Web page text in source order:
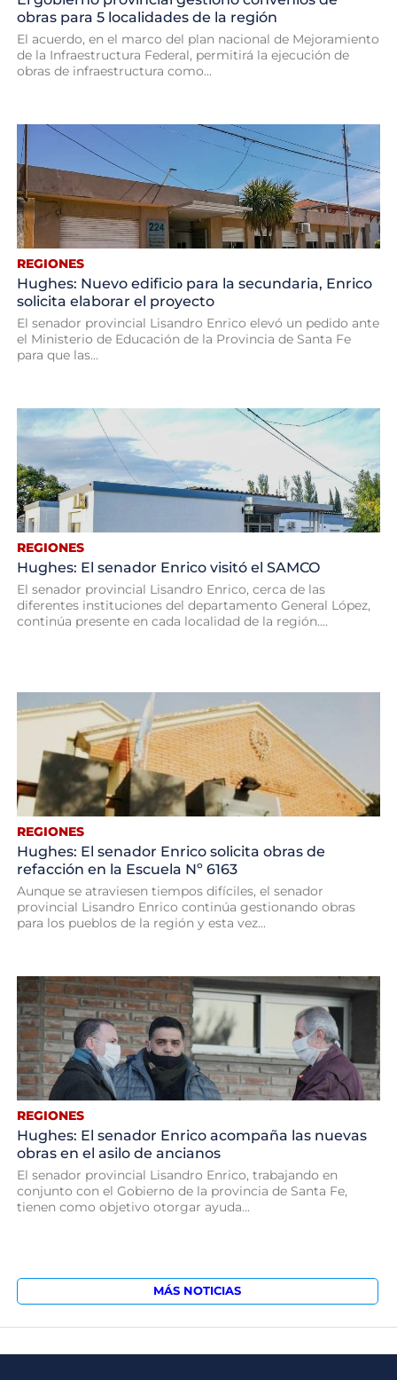
obras para 5 localidades de la región
El acuerdo, en el marco del plan nacional de Mejoramiento
de la Infraestructura Federal, permitirá la ejecución de
obras de infraestructura como...
REGIONES
Hughes: Nuevo edificio para la secundaria, Enrico
solicita elaborar el proyecto
El senador provincial Lisandro Enrico elevó un pedido ante
el Ministerio de Educación de la Provincia de Santa Fe
para que las...
REGIONES
Hughes: El senador Enrico visitó el SAMCO
El senador provincial Lisandro Enrico, cerca de las
diferentes instituciones del departamento General López,
continúa presente en cada localidad de la región....
REGIONES
Hughes: El senador Enrico solicita obras de
refacción en la Escuela Nº 6163
Aunque se atraviesen tiempos difíciles, el senador
provincial Lisandro Enrico continúa gestionando obras
para los pueblos de la región y esta vez...
REGIONES
Hughes: El senador Enrico acompaña las nuevas
obras en el asilo de ancianos
El senador provincial Lisandro Enrico, trabajando en
conjunto con el Gobierno de la provincia de Santa Fe,
tienen como objetivo otorgar ayuda...
MÁS NOTICIAS